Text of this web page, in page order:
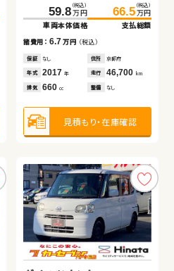
59.8 （税込）
万円
車両本体価格
66.5 （税込）
万円
支払総額
諸費用： 6.7万円 （税込）
保証 なし 住所 京都府
年式 2017年 走行 46,700 km
排気 660cc 整備 なし
見積もり・在庫確認
81.7 （税込）
万円
車両本体価格
95.9 （税込）
万円
支払総額
諸費用： 14.2万円（税込）
保証 あり 住所 岩手県
年式 2013年 走行 90,200 km
排気 2,000 整備 法定整備付
見積もり・在庫確認
115.8 （税込）
万円
車両本体価格
126.8 （税込）
万円
支払総額
諸費用： 11.0万円（税込）
保証 あり 住所 埼玉県
年式 2020年 走行 11,200 km
排気 1,300 整備 法定整備付
見積もり・在庫確認